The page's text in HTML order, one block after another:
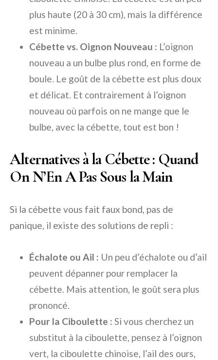
plus haute (20 à 30 cm), mais la différence
est minime.
Cébette vs. Oignon Nouveau : L’oignon
nouveau a un bulbe plus rond, en forme de
boule. Le goût de la cébette est plus doux
et délicat. Et contrairement à l’oignon
nouveau où parfois on ne mange que le
bulbe, avec la cébette, tout est bon !
Alternatives à la Cébette : Quand
On N’En A Pas Sous la Main
Si la cébette vous fait faux bond, pas de
panique, il existe des solutions de repli :
Échalote ou Ail : Un peu d’échalote ou d’ail
peuvent dépanner pour remplacer la
cébette. Mais attention, le goût sera plus
prononcé.
Pour la Ciboulette : Si vous cherchez un
substitut à la ciboulette, pensez à l’oignon
vert, la ciboulette chinoise, l’ail des ours,